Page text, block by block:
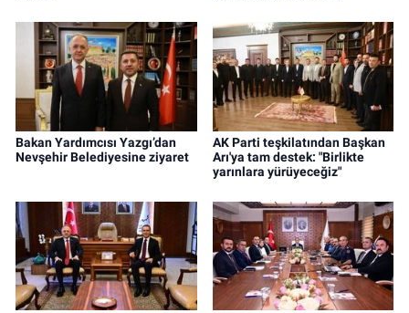
Bakan Yardımcısı Yazgı’dan
Nevşehir Belediyesine ziyaret
AK Parti teşkilatından Başkan
Arı'ya tam destek: "Birlikte
yarınlara yürüyeceğiz"